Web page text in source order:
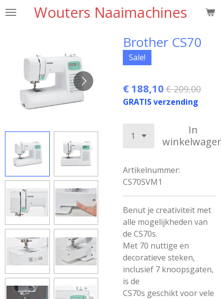
Ga
hoofdinhoud
Wouters Naaimachines
Brother CS70
Sale!
€ 188,10 € 209,00
GRATIS verzending
In
Artikelnummer:
CS70SVM1
Benut je creativiteit met
alle mogelijkheden van
de CS70s.
Met 70 nuttige en
decoratieve steken,
inclusief 7 knoopsgaten,
is de
CS70s geschikt voor vele